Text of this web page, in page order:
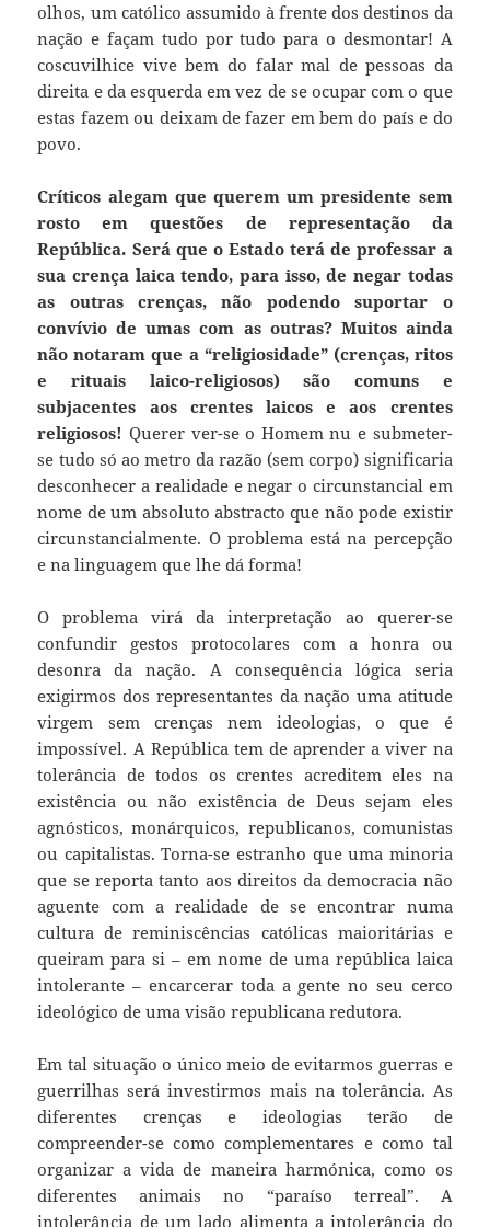
olhos, um católico assumido à frente dos destinos da
nação e façam tudo por tudo para o desmontar! A
coscuvilhice vive bem do falar mal de pessoas da
direita e da esquerda em vez de se ocupar com o que
estas fazem ou deixam de fazer em bem do país e do
povo.
Críticos alegam que querem um presidente sem
rosto em questões de representação da
República. Será que o Estado terá de professar a
sua crença laica tendo, para isso, de negar todas
as outras crenças, não podendo suportar o
convívio de umas com as outras? Muitos ainda
não notaram que a “religiosidade” (crenças, ritos
e rituais laico-religiosos) são comuns e
subjacentes aos crentes laicos e aos crentes
religiosos! Querer ver-se o Homem nu e submeter-
se tudo só ao metro da razão (sem corpo) significaria
desconhecer a realidade e negar o circunstancial em
nome de um absoluto abstracto que não pode existir
circunstancialmente. O problema está na percepção
e na linguagem que lhe dá forma!
O problema virá da interpretação ao querer-se
confundir gestos protocolares com a honra ou
desonra da nação. A consequência lógica seria
exigirmos dos representantes da nação uma atitude
virgem sem crenças nem ideologias, o que é
impossível. A República tem de aprender a viver na
tolerância de todos os crentes acreditem eles na
existência ou não existência de Deus sejam eles
agnósticos, monárquicos, republicanos, comunistas
ou capitalistas. Torna-se estranho que uma minoria
que se reporta tanto aos direitos da democracia não
aguente com a realidade de se encontrar numa
cultura de reminiscências católicas maioritárias e
queiram para si – em nome de uma república laica
intolerante – encarcerar toda a gente no seu cerco
ideológico de uma visão republicana redutora.
Em tal situação o único meio de evitarmos guerras e
guerrilhas será investirmos mais na tolerância. As
diferentes crenças e ideologias terão de
compreender-se como complementares e como tal
organizar a vida de maneira harmónica, como os
diferentes animais no “paraíso terreal”. A
intolerância de um lado alimenta a intolerância do